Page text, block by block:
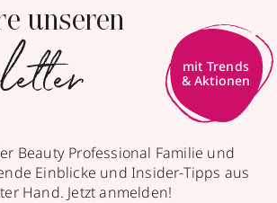
2,
Bruchsal
öffnet Sa 09:00 Uhr
Termin vereinbaren
unseren
mit Trends
& Aktionen
Beauty Professional Familie und
Einblicke und Insider-Tipps aus
Hand. Jetzt anmelden!